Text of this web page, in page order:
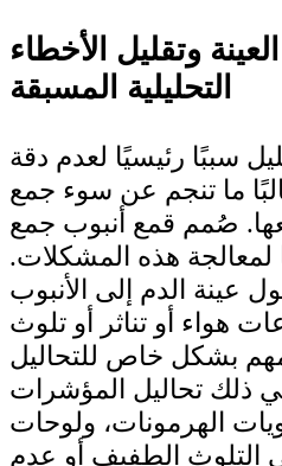
وتقليل الأخطاء
التحليلية المسبقة
سببًا رئيسيًا لعدم دقة
ما تنجم عن سوء جمع
صُمم قمع أنبوب جمع
هذه المشكلات.
عينة الدم إلى الأنبوب
هواء أو تناثر أو تلوث
بشكل خاص للتحاليل
ذلك تحاليل المؤشرات
الهرمونات، ولوحات
التلوث الطفيف أو عدم